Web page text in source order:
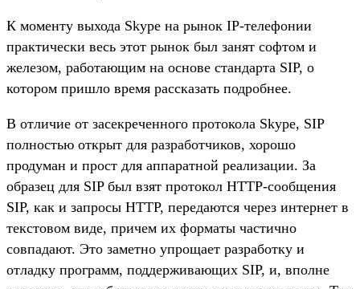
К моменту выхода Skype на рынок IP-телефонии
практически весь этот рынок был занят софтом и
железом, работающим на основе стандарта SIP, о
котором пришло время рассказать подробнее.
В отличие от засекреченного протокола Skype, SIP
полностью открыт для разработчиков, хорошо
продуман и прост для аппаратной реализации. За
образец для SIP был взят протокол HTTP-сообщения
SIP, как и запросы HTTP, передаются через интернет в
текстовом виде, причем их форматы частично
совпадают. Это заметно упрощает разработку и
отладку программ, поддерживающих SIP, и, вполне